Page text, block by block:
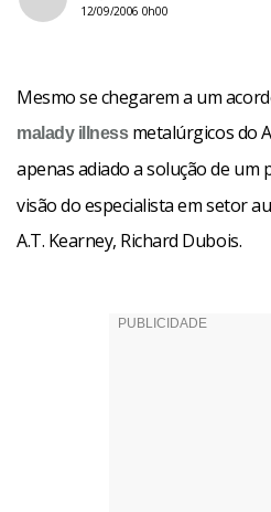
12/09/2006 0h00
Mesmo se chegarem a um
malady illnessmetalúrgicos do
apenas adiado a solução de um
visão do especialista em setor
A.T. Kearney, Richard Dubois.